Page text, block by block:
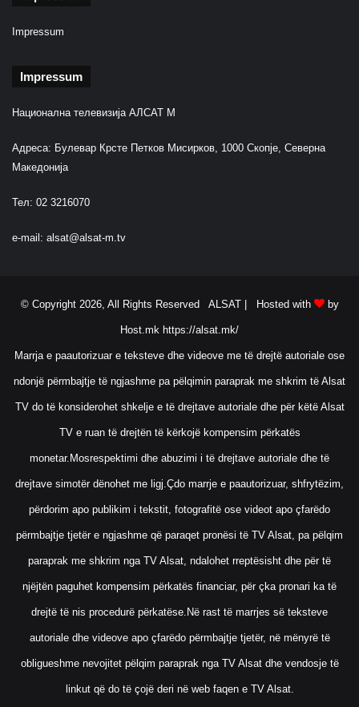
Impressum
Impressum
Национална телевизија АЛСАТ М
Адреса: Булевар Крсте Петков Мисирков, 1000 Скопје, Северна
Македонија
Тел: 02 3216070
e-mail: alsat@alsat-m.tv
© Copyright 2026, All Rights Reserved ALSAT | Hosted with by
Host.mk https://alsat.mk/
Marrja e paautorizuar e teksteve dhe videove me të drejtë autoriale ose
ndonjë përmbajtje të ngjashme pa pëlqimin paraprak me shkrim të Alsat
TV do të konsiderohet shkelje e të drejtave autoriale dhe për këtë Alsat
TV e ruan të drejtën të kërkojë kompensim përkatës
monetar.Mosrespektimi dhe abuzimi i të drejtave autoriale dhe të
drejtave simotër dënohet me ligj.Çdo marrje e paautorizuar, shfrytëzim,
përdorim apo publikim i tekstit, fotografitë ose videot apo çfarëdo
përmbajtje tjetër e ngjashme që paraqet pronësi të TV Alsat, pa pëlqim
paraprak me shkrim nga TV Alsat, ndalohet rreptësisht dhe për të
njëjtën paguhet kompensim përkatës financiar, për çka pronari ka të
drejtë të nis procedurë përkatëse.Në rast të marrjes së teksteve
autoriale dhe videove apo çfarëdo përmbajtje tjetër, në mënyrë të
obligueshme nevojitet pëlqim paraprak nga TV Alsat dhe vendosje të
linkut që do të çojë deri në web faqen e TV Alsat.